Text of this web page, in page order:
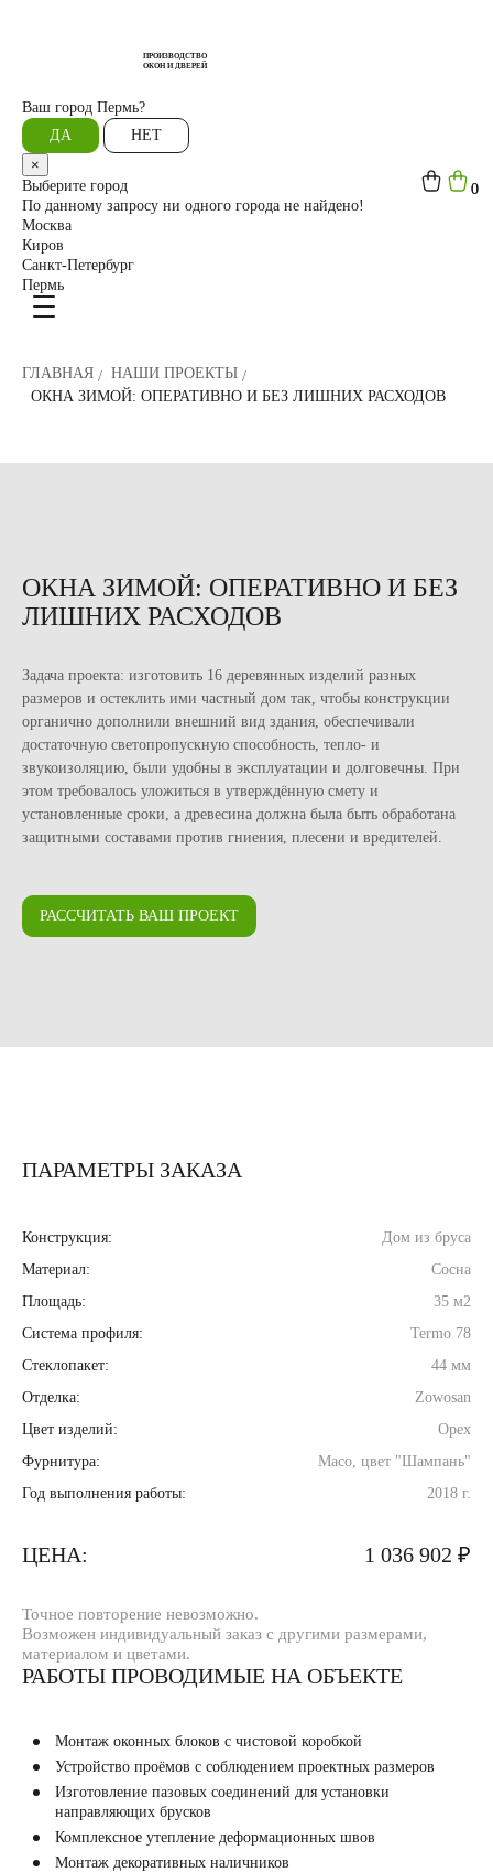
ПРОИЗВОДСТВО
ОКОН И ДВЕРЕЙ
Ваш город Пермь?
ДА
НЕТ
×
Выберите город
По данному запросу ни одного города не найдено!
Москва
Киров
Санкт-Петербург
Пермь
0
0
ГЛАВНАЯ
НАШИ ПРОЕКТЫ
ОКНА ЗИМОЙ: ОПЕРАТИВНО И БЕЗ ЛИШНИХ РАСХОДОВ
ОКНА ЗИМОЙ: ОПЕРАТИВНО И БЕЗ
ЛИШНИХ РАСХОДОВ
Задача проекта: изготовить 16 деревянных изделий разных
размеров и остеклить ими частный дом так, чтобы конструкции
органично дополнили внешний вид здания, обеспечивали
достаточную светопропускную способность, тепло‑ и
звукоизоляцию, были удобны в эксплуатации и долговечны. При
этом требовалось уложиться в утверждённую смету и
установленные сроки, а древесина должна была быть обработана
защитными составами против гниения, плесени и вредителей.
РАССЧИТАТЬ ВАШ ПРОЕКТ
ПАРАМЕТРЫ ЗАКАЗА
Конструкция:
Дом из бруса
Материал:
Сосна
Площадь:
35 м2
Система профиля:
Termo 78
Стеклопакет:
44 мм
Отделка:
Zowosan
Цвет изделий:
Орех
Фурнитура:
Maco, цвет "Шампань"
Год выполнения работы:
2018 г.
ЦЕНА: 1 036 902 ₽
Точное повторение невозможно.
Возможен индивидуальный заказ с другими размерами,
материалом и цветами.
РАБОТЫ ПРОВОДИМЫЕ НА ОБЪЕКТЕ
Монтаж оконных блоков с чистовой коробкой
Устройство проёмов с соблюдением проектных размеров
Изготовление пазовых соединений для установки
направляющих брусков
Комплексное утепление деформационных швов
Монтаж декоративных наличников